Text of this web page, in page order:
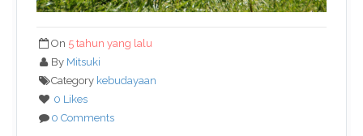
On 5 tahun yang lalu
By Mitsuki
Category kebudayaan
0 Likes
0 Comments